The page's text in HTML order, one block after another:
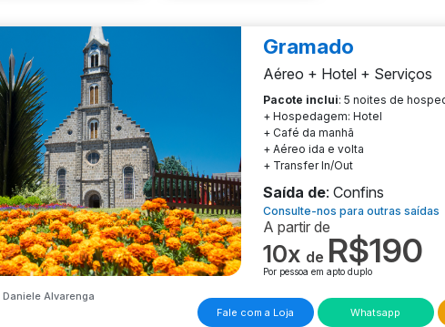
Gramado
Aéreo + Hotel + Serviços
Pacote inclui: 5 noites de
+ Hospedagem: Hotel
+ Café da manhã
+ Aéreo ida e volta
+ Transfer In/Out
Saída de: Confins
Consulte-nos para outras saídas
A partir de
10x de R$190
Por pessoa em apto duplo
Daniele Alvarenga
Fale com a Loja
Whatsapp